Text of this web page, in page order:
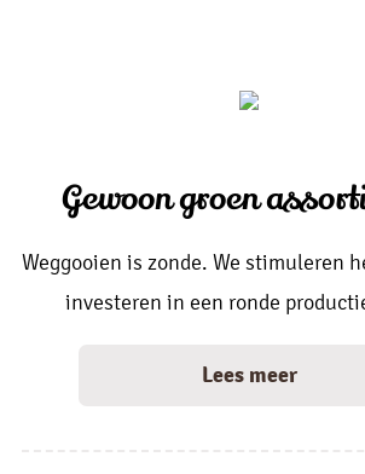
Gewoon groen
Weggooien is zonde. We stimuleren
investeren in een ronde
Lees meer